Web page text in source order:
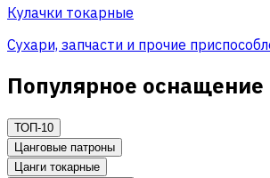
Кулачки токарные
Сухари, запчасти и прочие
Популярное оснащение
ТОП-10
Цанговые патроны
Цанги токарные